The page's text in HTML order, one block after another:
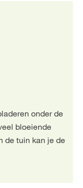
onder de
bloeiende
de tuin kan je de